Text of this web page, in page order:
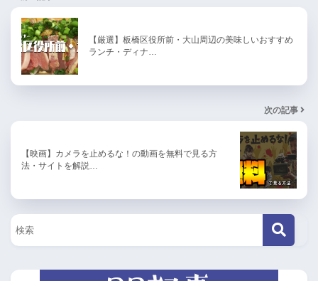
【厳選】板橋区役所前・大山周辺の美味しいおすすめ
ランチ・ディナ…
次の記事
【映画】カメラを止めるな！の動画を無料で見る方
法・サイトを解説…